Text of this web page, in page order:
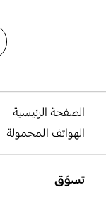
الصفحة الرئيسية
الهواتف المحمولة
تسوّق